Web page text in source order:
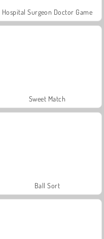
Hospital Surgeon Doctor Game
Sweet Match
Ball Sort